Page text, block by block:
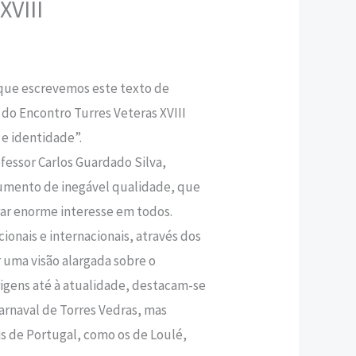
€.
escrevemos este texto de
Encontro Turres Veteras XVIII
identidade”.
Carlos Guardado Silva,
de inegável qualidade, que
enorme interesse em todos.
e internacionais, através dos
visão alargada sobre o
até à atualidade, destacam-se
de Torres Vedras, mas
de Portugal, como os de Loulé,